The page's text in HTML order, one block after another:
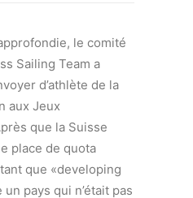
le comité
Sailing Team a
d’athlète de la
aux Jeux
que la Suisse
place de quota
que «developing
pays qui n’était pas